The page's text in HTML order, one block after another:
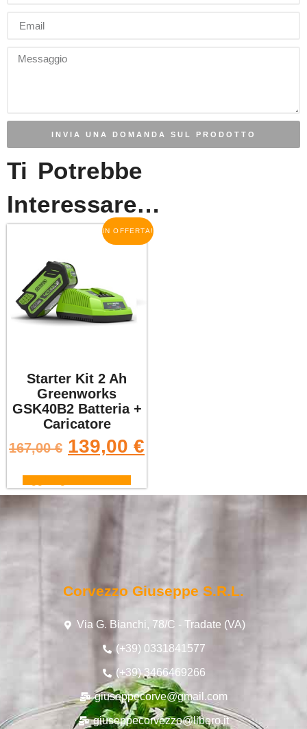
INVIA UNA DOMANDA SUL PRODOTTO
Ti Potrebbe
Interessare…
IN OFFERTA!
Starter Kit 2 Ah
Greenworks
GSK40B2 Batteria +
Caricatore
167,00€ 139,00 €
Corvezzo Giuseppe S.r.l.
Via G. Bianchi, 78/C - Tradate (VA)
(+39) 0331841577
(+39) 3466469266
giuseppecorve@gmail.com
giuseppecorvezzo@libero.it